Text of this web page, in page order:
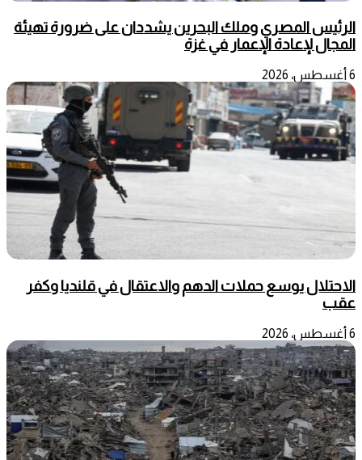
الرئيس المصري وملك البحرين يشددان على ضرورة تهيئة
المجال لإعادة الإعمار في غزة
6 أغسطس، 2026
الاحتلال يوسع حملات الدهم والاعتقال في قلنديا وكفر
عقب
6 أغسطس، 2026